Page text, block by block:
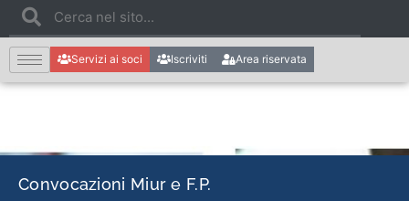
Servizi ai soci Iscriviti Area riservata
Convocazioni Miur e F.P.